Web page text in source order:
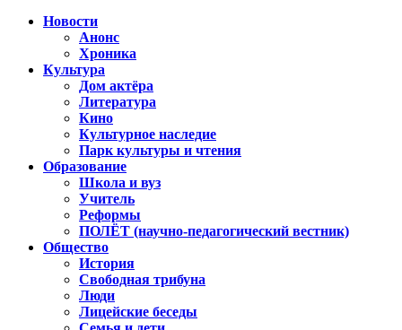
Новости
Анонс
Хроника
Культура
Дом актёра
Литература
Кино
Культурное наследие
Парк культуры и чтения
Образование
Школа и вуз
Учитель
Реформы
ПОЛЁТ (научно-педагогический вестник)
Общество
История
Свободная трибуна
Люди
Лицейские беседы